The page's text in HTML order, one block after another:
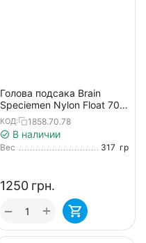
Голова подсака Brain
Speciemen Nylon Float 70
65x70x45cm
КОД: 1858.70.78
В наличии
Вес 317 гр
‍1250‍ грн.
+
−